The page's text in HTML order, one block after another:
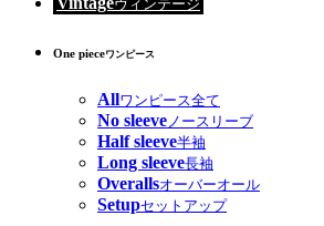
ヴィンテージ
One pieceワンピース
Allワンピース全て
No sleeve ノースリーブ
Half sleeve半袖
Long sleeve長袖
Overallsオーバーオール
Setupセットアップ